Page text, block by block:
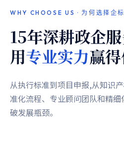
WHY CHOOSE US · 为何选择企
15年深耕政企
用专业实力赢
从执行标准到项目申报,从知识
准化流程、专业顾问团队和精
破发展瓶颈。